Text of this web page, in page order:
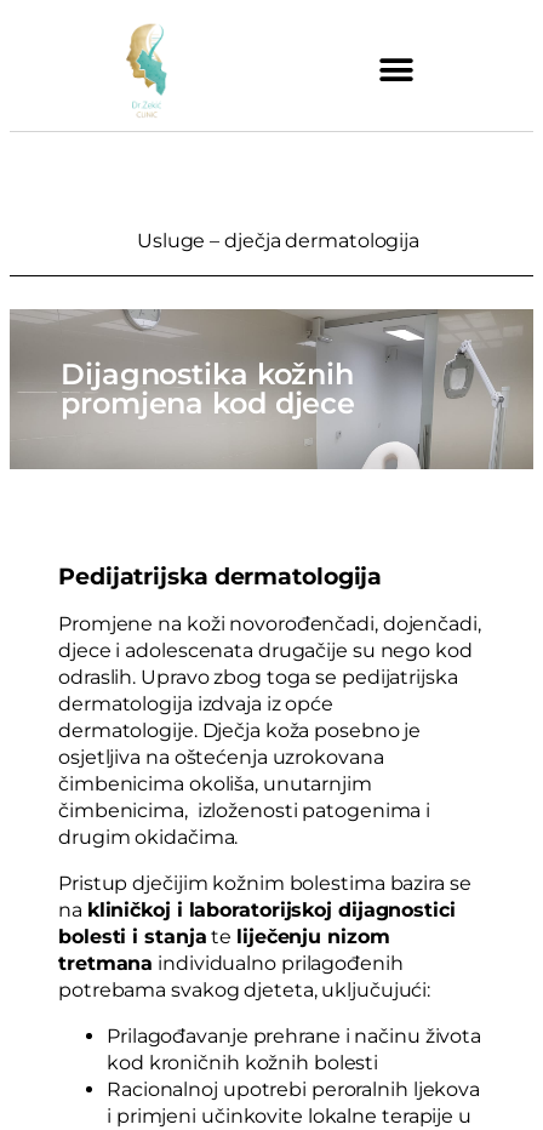
Usluge – dječja dermatologija
Dijagnostika kožnih
promjena kod djece
Pedijatrijska dermatologija
Promjene na koži novorođenčadi, dojenčadi,
djece i adolescenata drugačije su nego kod
odraslih. Upravo zbog toga se pedijatrijska
dermatologija izdvaja iz opće
dermatologije. Dječja koža posebno je
osjetljiva na oštećenja uzrokovana
čimbenicima okoliša, unutarnjim
čimbenicima, izloženosti patogenima i
drugim okidačima.
Pristup dječijim kožnim bolestima bazira se
na kliničkoj i laboratorijskoj dijagnostici
bolesti i stanja te liječenju nizom
tretmana individualno prilagođenih
potrebama svakog djeteta, uključujući:
Prilagođavanje prehrane i načinu života
kod kroničnih kožnih bolesti
Racionalnoj upotrebi peroralnih ljekova
i primjeni učinkovite lokalne terapije u